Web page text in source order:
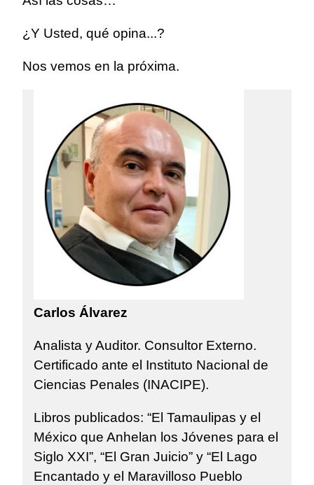
¿Y Usted, qué opina...?
Nos vemos en la próxima.
Carlos Álvarez
Analista y Auditor. Consultor Externo.
Certificado ante el Instituto Nacional de
Ciencias Penales (INACIPE).
Libros publicados: “El Tamaulipas y el
México que Anhelan los Jóvenes para el
Siglo XXI”, “El Gran Juicio” y “El Lago
Encantado y el Maravilloso Pueblo